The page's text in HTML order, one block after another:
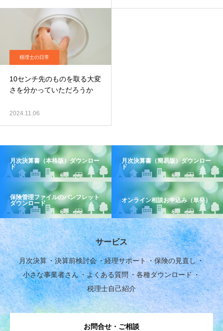
税理士の日常
10センチ先のものを取る大変
さを分かっていただろうか
2024.11.06
月次決算書（本格版）ダウンロー
ド
月次決算書（簡易版）ダウンロー
ド
保険管理ファイルのパンフレット
ダウンロード
オンライン相談お申込み（単発）
サービス
月次決算 決算前検討会 経理サポート
保険の見直し
小さな事業者さん
よくある質問
各種ダウンロード
税理士自己紹介
お問合せ・ご相談